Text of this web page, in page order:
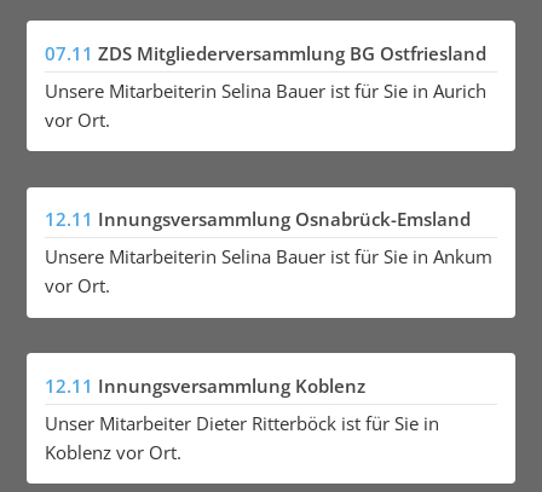
07.11 ZDS Mitgliederversammlung BG Ostfriesland
Unsere Mitarbeiterin Selina Bauer ist für Sie in Aurich
vor Ort.
12.11 Innungsversammlung Osnabrück-Emsland
Unsere Mitarbeiterin Selina Bauer ist für Sie in Ankum
vor Ort.
12.11 Innungsversammlung Koblenz
Unser Mitarbeiter Dieter Ritterböck ist für Sie in
Koblenz vor Ort.